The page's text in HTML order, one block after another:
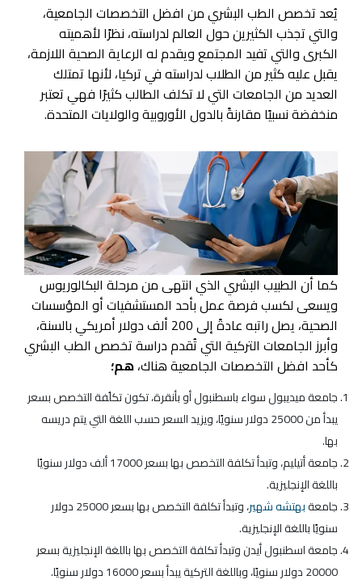
يُعد تخصص الطب البشري من افضل التخصصات الجامعية،
والتي تجذب الكثيرين حول العالم لدراسته، نظرًا لأهميته
الكبرى والتي تفيد المجتمع ويقدم له الرعاية الصحية اللازمة،
يقبل عليه كثير من الطلاب لدراسته في تركيا، لأنها تمتلك
العديد من الجامعات التي لا تكلف الطالب كثيرًا فهي تعتبر
منخفضة نسبيًا مقارنةً بالدول الأوروبية والولايات المتحدة.
كما أن الطبيب البشري الذي انتهى من مرحلة البكالوريوس
ويسعى لكسب فرصة عمل بأحد المستشفيات أو المؤسسات
الصحية، يصل راتبه عادةً إلى 200 ألف دولار أمريكي بالسنة،
وأبرز الجامعات التركية التي تُقدم دراسة تخصص الطب البشري
كأحد افضل التخصصات الجامعية هناك،هم؛
جامعة ميديبول سواء باسطنبول أو بأنقرة، تكون تكلُفة التخصص بسعر
يبدأ من 25000 دولار سنويًا، ويزيد السعر حسب اللغة التي يتم دريسه
بها.
جامعة أتيليم، وتبدأ تكلفة التخصص بها بسعر 17000 ألف دولار سنويًا
باللغة الإنجليزية.
جامعةبهتشه شهير
، وتبدأ تكلفة التخصص بها بسعر 25000 دولار
سنويًا باللغة الإنجليزية.
جامعة اسطنبول أيدن وتبدأ تكلفة التخصص بها باللغة الإنجليزية بسعر
20000 دولار سنويًا، وباللغة التركية يبدأ بسعر 16000 دولار سنويًا.